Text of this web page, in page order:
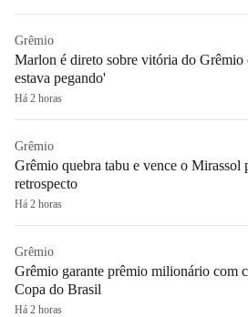
Grêmio
Marlon é direto sobre vitória do Grêmio
estava pegando'
Há 2 horas
Grêmio
Grêmio quebra tabu e vence o Mirassol
retrospecto
Há 2 horas
Grêmio
Grêmio garante prêmio milionário com
Copa do Brasil
Há 2 horas